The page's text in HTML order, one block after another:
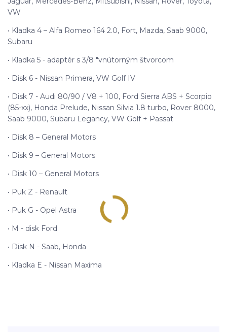
VW
• Kladka 4 – Alfa Romeo 164 2.0, Fort, Mazda, Saab 9000,
Subaru
• Kladka 5 - adaptér s 3/8 "vnútorným štvorcom
• Disk 6 - Nissan Primera, VW Golf IV
• Disk 7 - Audi 80/90 / V8 + 100, Ford Sierra ABS + Scorpio
(85-xx), Honda Prelude, Nissan Silvia 1.8 turbo, Rover 8000,
Saab 9000, Subaru Legancy, VW Golf + Passat
• Disk 8 – General Motors
• Disk 9 – General Motors
• Disk 10 – General Motors
• Puk Z - Renault
• Puk G - Opel Astra
• M - disk Ford
• Disk N - Saab, Honda
• Kladka E - Nissan Maxima